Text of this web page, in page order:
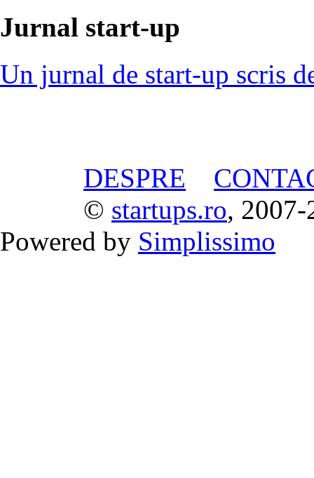
Jurnal start-up
Un jurnal de start-up scris
DESPRE
© startups.ro, 2007-
Powered by Simplissimo